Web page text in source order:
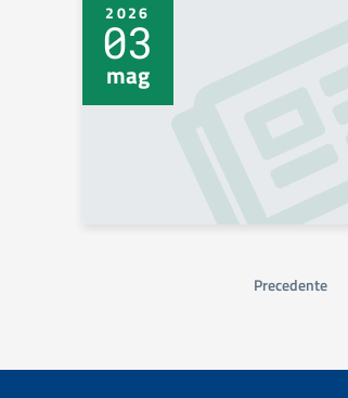
2026
03
mag
Precedente